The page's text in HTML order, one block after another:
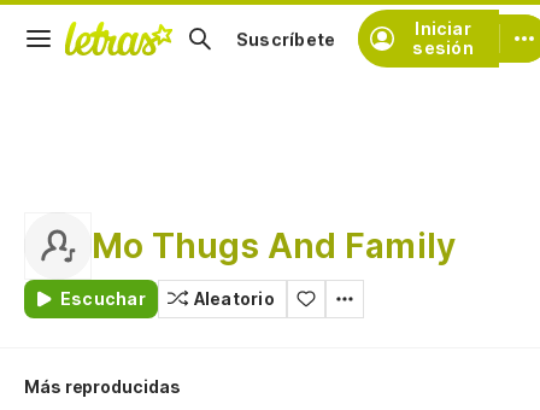
Iniciar
sesión
Suscríbete
Mo Thugs And Family
Escuchar Aleatorio
Más reproducidas